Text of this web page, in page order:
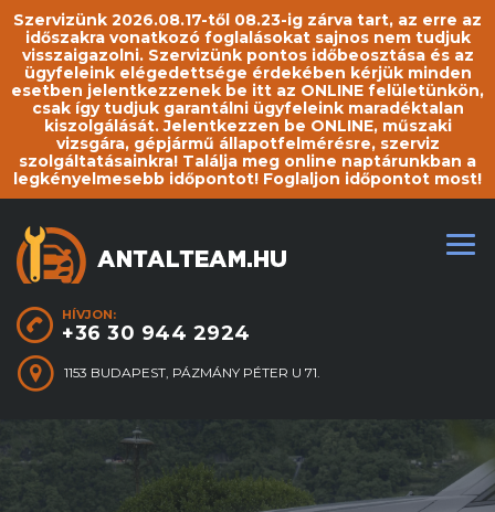
Szervizünk 2026.08.17-től 08.23-ig zárva tart, az erre az
időszakra vonatkozó foglalásokat sajnos nem tudjuk
visszaigazolni. Szervizünk pontos időbeosztása és az
ügyfeleink elégedettsége érdekében kérjük minden
esetben jelentkezzenek be itt az ONLINE felületünkön,
csak így tudjuk garantálni ügyfeleink maradéktalan
kiszolgálását. Jelentkezzen be ONLINE, műszaki
vizsgára, gépjármű állapotfelmérésre, szerviz
szolgáltatásainkra! Találja meg online naptárunkban a
legkényelmesebb időpontot! Foglaljon időpontot most!
HÍVJON:
+36 30 944 2924
1153 BUDAPEST, PÁZMÁNY PÉTER U 71.